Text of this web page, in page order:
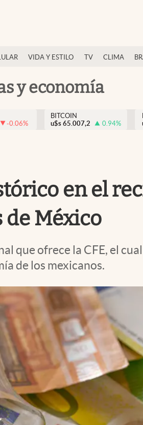
VIDA Y ESTILO TV CLIMA
y economía
-0.06%
BITCOIN
u$s 65.007,2 0.94%
en el
de México
que ofrece la CFE, el
de los mexicanos.